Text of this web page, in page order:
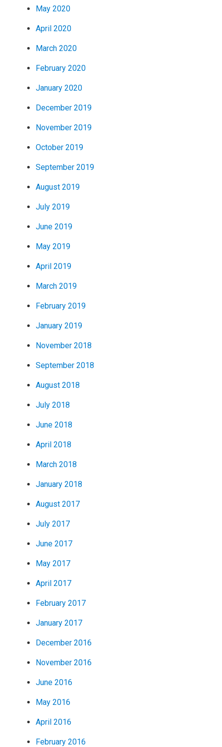
May 2020
April 2020
March 2020
February 2020
January 2020
December 2019
November 2019
October 2019
September 2019
August 2019
July 2019
June 2019
May 2019
April 2019
March 2019
February 2019
January 2019
November 2018
September 2018
August 2018
July 2018
June 2018
April 2018
March 2018
January 2018
August 2017
July 2017
June 2017
May 2017
April 2017
February 2017
January 2017
December 2016
November 2016
June 2016
May 2016
April 2016
February 2016